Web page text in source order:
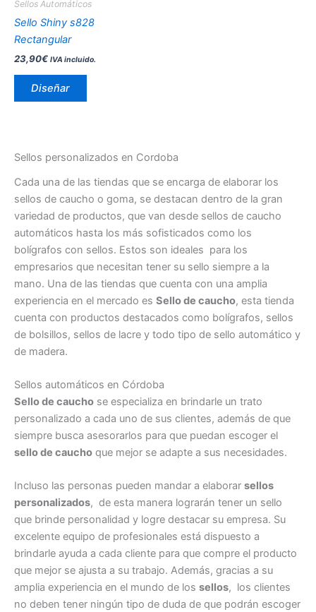
Sellos Automáticos
Sello Shiny s828
Rectangular
23,90€ IVA incluido.
Diseñar
en
página
Sellos personalizados en Cordoba
Cada una de las tiendas que se encarga de elaborar los
sellos de caucho o goma, se destacan dentro de la gran
variedad de productos, que van desde sellos de caucho
automáticos hasta los más sofisticados como los
bolígrafos con sellos. Estos son ideales para los
empresarios que necesitan tener su sello siempre a la
mano. Una de las tiendas que cuenta con una amplia
experiencia en el mercado es Sello de caucho, esta tienda
cuenta con productos destacados como bolígrafos, sellos
de bolsillos, sellos de lacre y todo tipo de sello automático y
de madera.
Sellos automáticos en Córdoba
Sello de caucho se especializa en brindarle un trato
personalizado a cada uno de sus clientes, además de que
siempre busca asesorarlos para que puedan escoger el
sello de caucho que mejor se adapte a sus necesidades.
Incluso las personas pueden mandar a elaborar sellos
personalizados, de esta manera lograrán tener un sello
que brinde personalidad y logre destacar su empresa. Su
excelente equipo de profesionales está dispuesto a
brindarle ayuda a cada cliente para que compre el producto
que mejor se ajusta a su trabajo. Además, gracias a su
amplia experiencia en el mundo de los sellos, los clientes
no deben tener ningún tipo de duda de que podrán escoger